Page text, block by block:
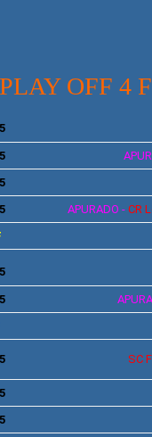
PLAY OFF 4
APURADO -CR
SC